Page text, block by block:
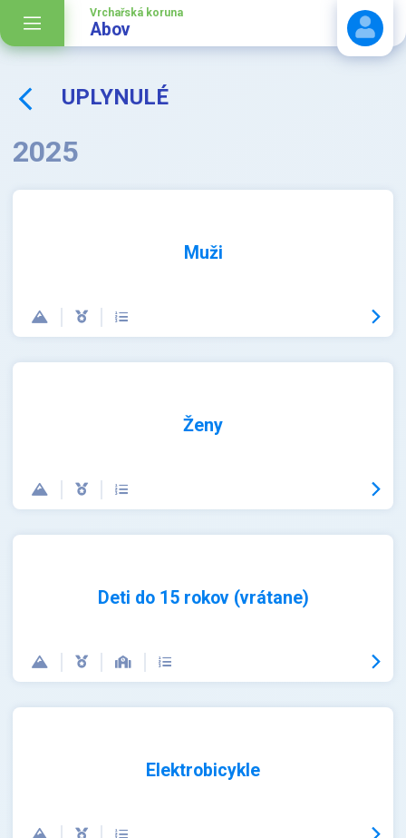
Vrchařská koruna
Abov
UPLYNULÉ
2025
Muži
Ženy
Deti do 15 rokov (vrátane)
Elektrobicykle